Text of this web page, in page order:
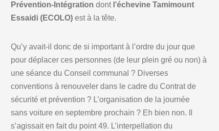
Prévention-Intégration dont l’échevine Tamimount
Essaidi (ECOLO)est à la tête.
Qu’y avait-il donc de si important à l’ordre du jour que
pour déplacer ces personnes (de leur plein gré ou non) à
une séance du Conseil communal ? Diverses
conventions à renouveler dans le cadre du Contrat de
sécurité et prévention ? L’organisation de la journée
sans voiture en septembre prochain ? Eh bien non. Il
s’agissait en fait du point 49. L’interpellation du